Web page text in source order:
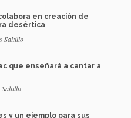
en creación de
desértica
Saltillo
que enseñará a cantar a
Saltillo
y un ejemplo para sus